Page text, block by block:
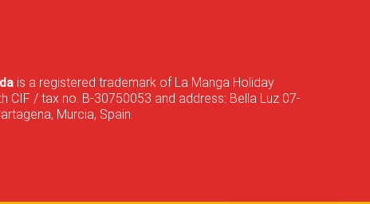
is a registered trademark of La Manga Holiday
CIF / tax no. B-30750053 and address: Bella Luz 07-
Murcia, Spain.